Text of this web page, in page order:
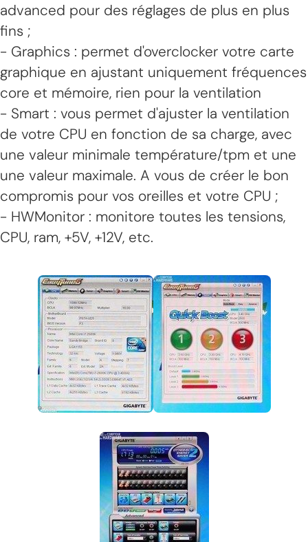
advanced pour des réglages de plus en plus
fins ;
- Graphics : permet d'overclocker votre carte
graphique en ajustant uniquement fréquences
core et mémoire, rien pour la ventilation
- Smart : vous permet d'ajuster la ventilation
de votre CPU en fonction de sa charge, avec
une valeur minimale température/tpm et une
une valeur maximale. A vous de créer le bon
compromis pour vos oreilles et votre CPU ;
- HWMonitor : monitore toutes les tensions,
CPU, ram, +5V, +12V, etc.